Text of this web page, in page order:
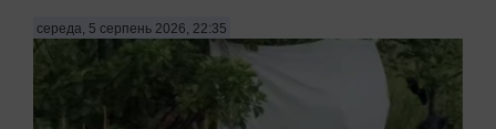
середа, 5 серпень 2026, 22:35